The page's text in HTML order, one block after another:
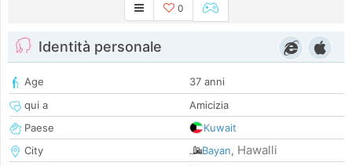
0
Identità personale
Age
37 anni
qui a
Amicizia
Paese
Kuwait
City
Bayan, Hawalli